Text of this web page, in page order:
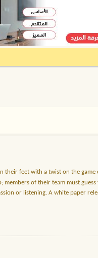
their feet with a twist on the
members of their team must
or listening. A white paper